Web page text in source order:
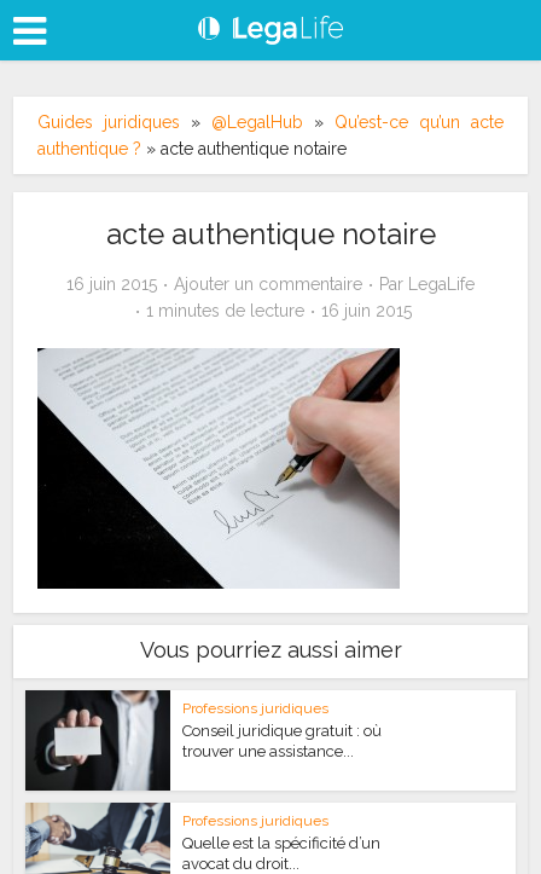
Guides juridiques » @LegalHub » Qu’est-ce qu’un acte
authentique ? »acte authentique notaire
acte authentique notaire
16 juin 2015 Ajouter un commentaire Par
LegaLife
1 minutes de lecture
16 juin 2015
Vous pourriez aussi aimer
Professions juridiques
Conseil juridique gratuit : où
trouver une assistance...
Professions juridiques
Quelle est la spécificité d’un
avocat du droit...